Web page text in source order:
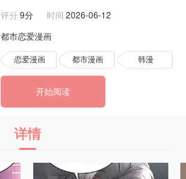
评分 9分 时间 2026-06-12
都市恋爱漫画
恋爱漫画 都市漫画 韩漫
开始阅读
详情